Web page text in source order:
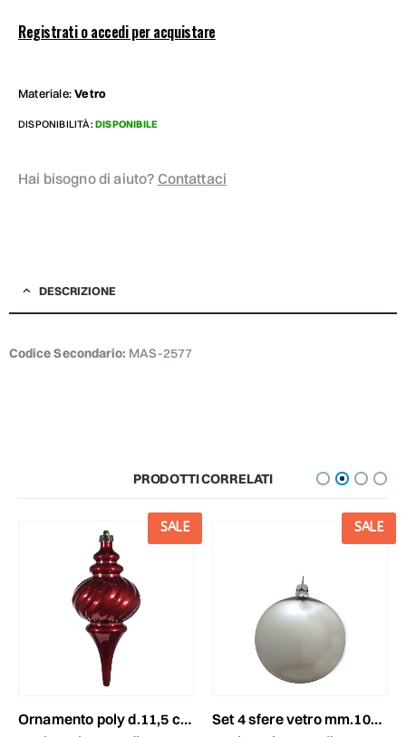
Registrati o accedi per acquistare
Materiale:Vetro
DISPONIBILITÀ: DISPONIBILE
Hai bisogno di aiuto? Contattaci
DESCRIZIONE
Codice Secondario: MAS-2577
PRODOTTI CORRELATI
SALE
ornamento poly d.11,5 cm h.26,5 cm bordeaux
SALE
set 4 sfere vetro mm.100 argento lucido